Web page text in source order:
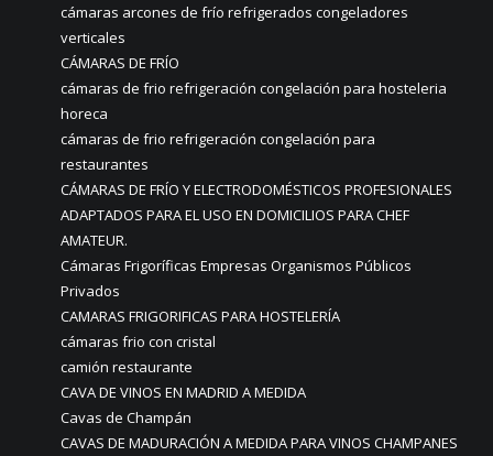
cámaras arcones de frío refrigerados congeladores
verticales
CÁMARAS DE FRÍO
cámaras de frio refrigeración congelación para hosteleria
horeca
cámaras de frio refrigeración congelación para
restaurantes
CÁMARAS DE FRÍO Y ELECTRODOMÉSTICOS PROFESIONALES
ADAPTADOS PARA EL USO EN DOMICILIOS PARA CHEF
AMATEUR.
Cámaras Frigoríficas Empresas Organismos Públicos
Privados
CAMARAS FRIGORIFICAS PARA HOSTELERÍA
cámaras frio con cristal
camión restaurante
CAVA DE VINOS EN MADRID A MEDIDA
Cavas de Champán
CAVAS DE MADURACIÓN A MEDIDA PARA VINOS CHAMPANES